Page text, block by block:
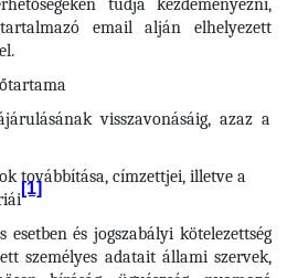
tudja kezdeményezni,
email alján elhelyezett
visszavonásáig, azaz a
továbbítása, címzettjei, illetve a
[1]
esetben és jogszabályi kötelezettség
személyes adatait állami szervek,